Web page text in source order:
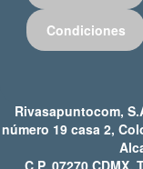
Condiciones
Rivasapuntocom,
número 19 casa 2,